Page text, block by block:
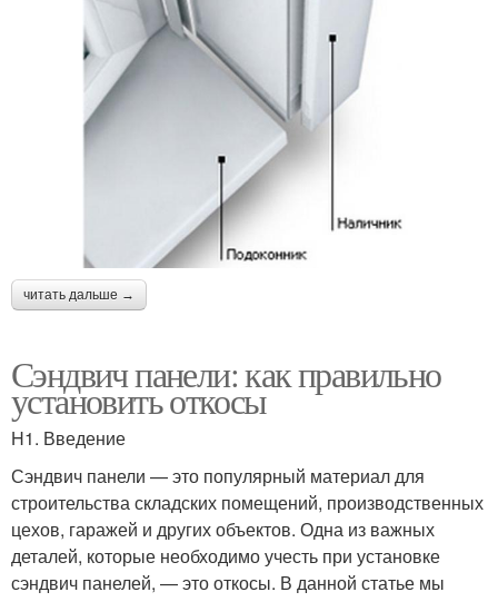
читать дальше →
Сэндвич панели: как правильно
установить откосы
H1. Введение
Сэндвич панели — это популярный материал для
строительства складских помещений, производственных
цехов, гаражей и других объектов. Одна из важных
деталей, которые необходимо учесть при установке
сэндвич панелей, — это откосы. В данной статье мы